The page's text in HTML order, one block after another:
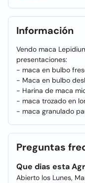
Información
Vendo maca
presentaciones:
- maca en bulbo
- Maca en bulbo
- Harina de maca
- maca trozado en
- maca granulado
Preguntas
Que dias esta
Abierto los Lunes,